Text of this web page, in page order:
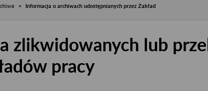
Informacja o archiwach udostępnianych przez Zakład
zlikwidowanych lub
pracy